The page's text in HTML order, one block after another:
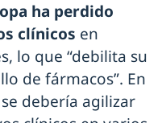
ha perdido
clínicos en
lo que “debilita su
de fármacos”. En
debería agilizar